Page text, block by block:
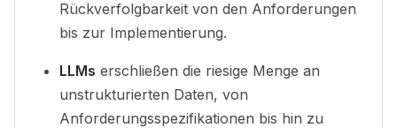
Rückverfolgbarkeit von den Anforderungen
bis zur Implementierung.
LLMs erschließen die riesige Menge an
unstrukturierten Daten, von
Anforderungsspezifikationen bis hin zu